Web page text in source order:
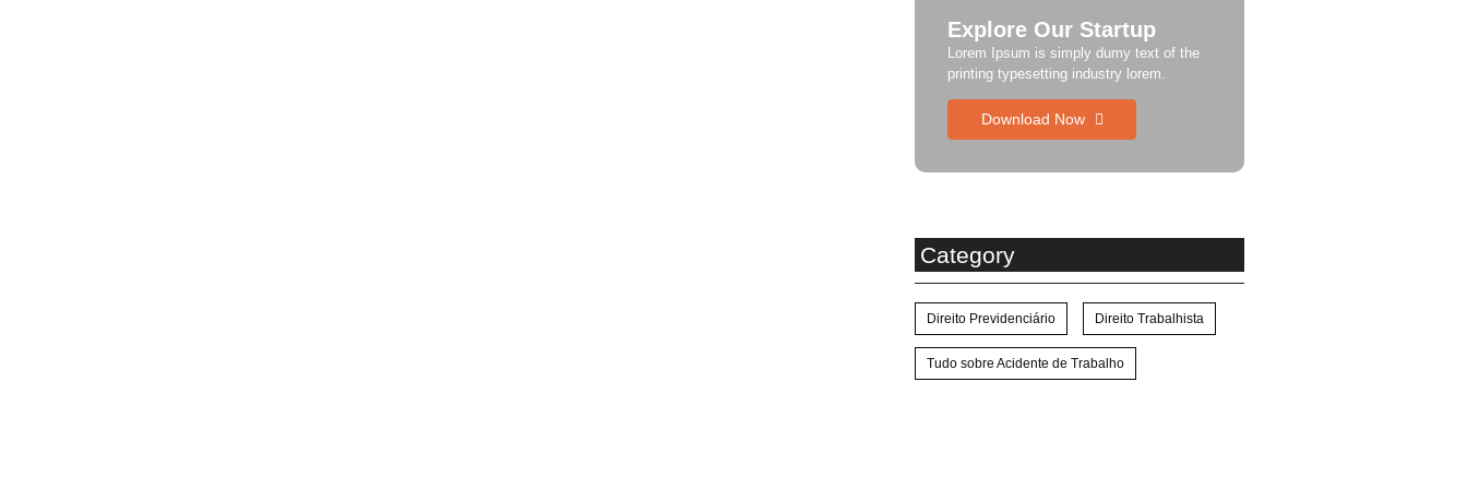
Explore Our Startup
Lorem Ipsum is simply dumy text of the
printing typesetting industry lorem.
Download Now
Category
Direito Previdenciário Direito Trabalhista
Tudo sobre Acidente de Trabalho